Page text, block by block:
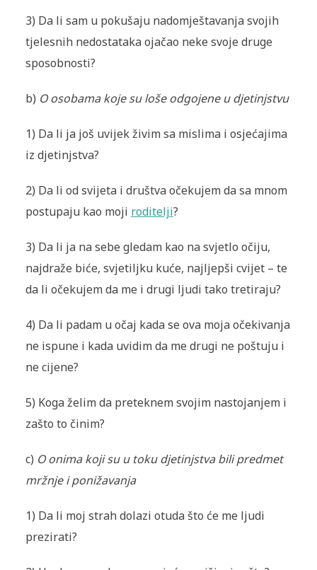
3) Da li sam u pokušaju nadomještavanja svojih
tjelesnih nedostataka ojačao neke svoje druge
sposobnosti?
b) O osobama koje su loše odgojene u djetinjstvu
1) Da li ja još uvijek živim sa mislima i osjećajima
iz djetinjstva?
2) Da li od svijeta i društva očekujem da sa mnom
postupaju kao moji roditelji?
3) Da li ja na sebe gledam kao na svjetlo očiju,
najdraže biće, svjetiljku kuće, najljepši cvijet – te
da li očekujem da me i drugi ljudi tako tretiraju?
4) Da li padam u očaj kada se ova moja očekivanja
ne ispune i kada uvidim da me drugi ne poštuju i
ne cijene?
5) Koga želim da preteknem svojim nastojanjem i
zašto to činim?
c) O onima koji su u toku djetinjstva bili predmet
mržnje i ponižavanja
1) Da li moj strah dolazi otuda što će me ljudi
prezirati?